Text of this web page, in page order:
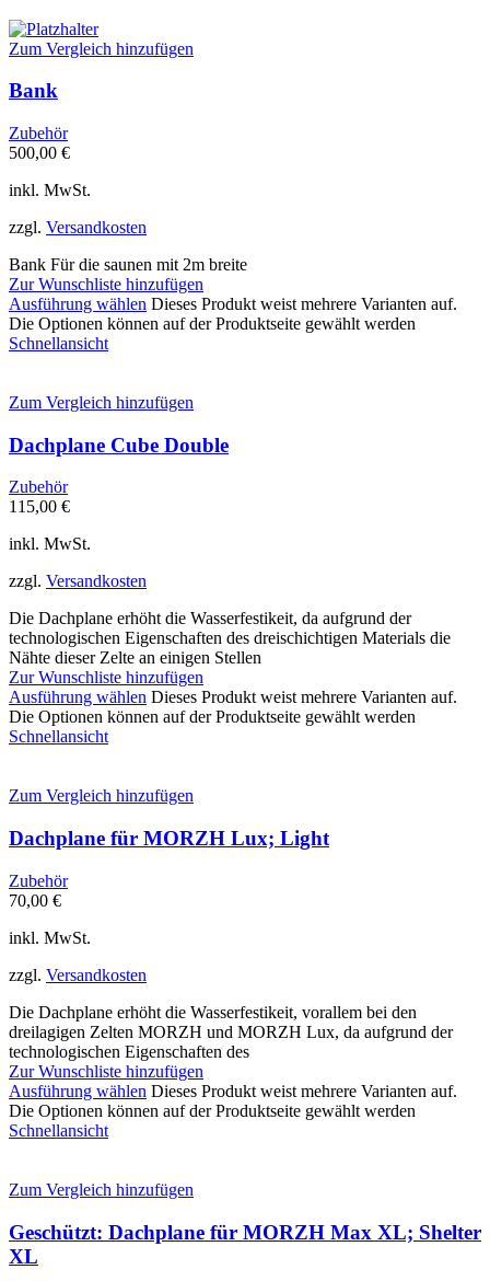
Zum Vergleich hinzufügen
Bank
Zubehör
500,00 €
inkl. MwSt.
zzgl. Versandkosten
Bank Für die saunen mit 2m breite
Zur Wunschliste hinzufügen
Ausführung wählen Dieses Produkt weist mehrere Varianten auf.
Die Optionen können auf der Produktseite gewählt werden
Schnellansicht
Zum Vergleich hinzufügen
Dachplane Cube Double
Zubehör
115,00 €
inkl. MwSt.
zzgl. Versandkosten
Die Dachplane erhöht die Wasserfestikeit, da aufgrund der
technologischen Eigenschaften des dreischichtigen Materials die
Nähte dieser Zelte an einigen Stellen
Zur Wunschliste hinzufügen
Ausführung wählen Dieses Produkt weist mehrere Varianten auf.
Die Optionen können auf der Produktseite gewählt werden
Schnellansicht
Zum Vergleich hinzufügen
Dachplane für MORZH Lux; Light
Zubehör
70,00 €
inkl. MwSt.
zzgl. Versandkosten
Die Dachplane erhöht die Wasserfestikeit, vorallem bei den
dreilagigen Zelten MORZH und MORZH Lux, da aufgrund der
technologischen Eigenschaften des
Zur Wunschliste hinzufügen
Ausführung wählen Dieses Produkt weist mehrere Varianten auf.
Die Optionen können auf der Produktseite gewählt werden
Schnellansicht
Zum Vergleich hinzufügen
Geschützt: Dachplane für MORZH Max XL; Shelter
XL